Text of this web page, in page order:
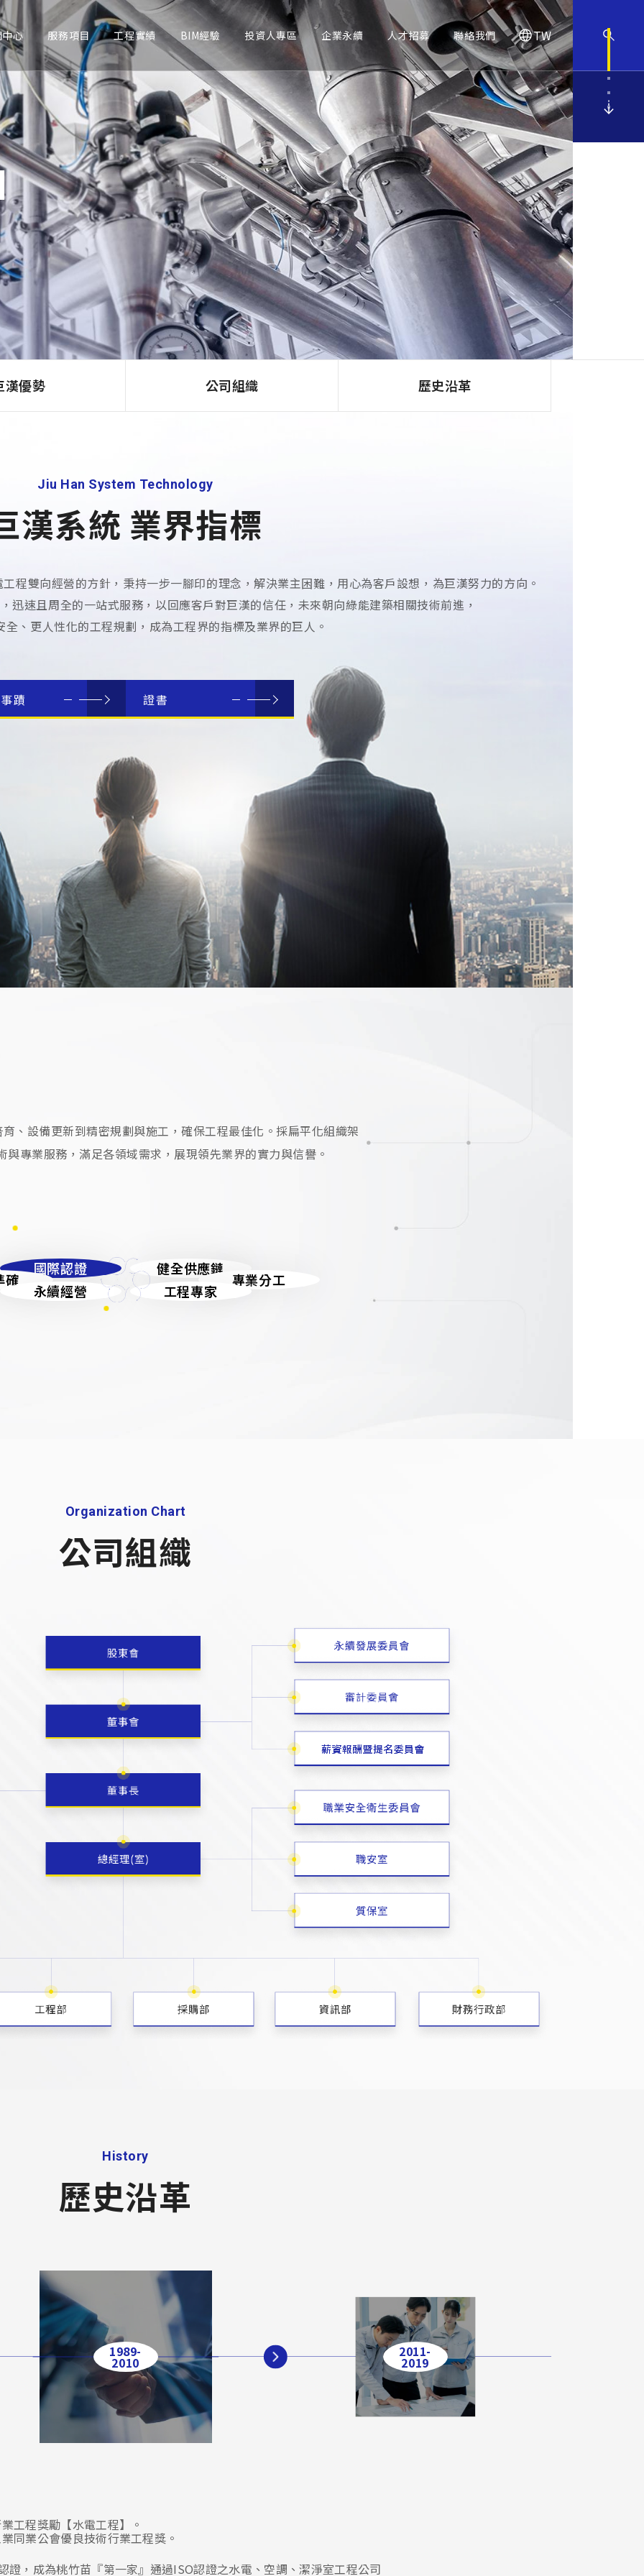
心 服務項目 工程實績 BIM經驗 投資人專區 企業永續 人才招募 聯絡我們 TW
漢優勢 公司組織 歷史沿革
Jiu Han System Technology
漢系統 業界指標
程雙向經營的方針，秉持一步一腳印的理念，解決業主困難，用心為客戶設想，為巨漢努力的方向。
迅速且周全的一站式服務，以回應客戶對巨漢的信任，未來朝向綠能建築相關技術前進，
全、更人性化的工程規劃，成為工程界的指標及業界的巨人。
蹟 證書
、設備更新到精密規劃與施工，確保工程最佳化。採扁平化組織架
專業服務，滿足各領域需求，展現領先業界的實力與信譽。
國際認證 健全供應鏈
確 專業分工
永續經營 工程專家
Organization Chart
公司組織
History
歷史沿革
1989-
2010
2011-
2019
工程獎勵【水電工程】。
同業公會優良技術行業工程獎。
證，成為桃竹苗『第一家』通過ISO認證之水電、空調、潔淨室工程公司
年
過 BSI ISO 45001職業安全衛生管理認證。
年
中花博興建工程案榮獲【公共工程金質獎】
【中堅潛力企業獎】及【股東報酬十強獎】。
生優良工程金安獎】。